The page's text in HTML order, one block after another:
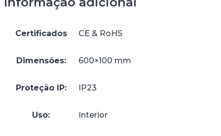
Certificados CE & RoHS
Dimensões: 600×100 mm
Proteção IP: IP23
Uso: Interior